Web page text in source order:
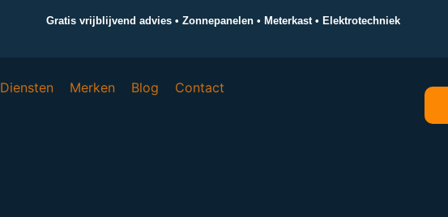
Gratis vrijblijvend advies • Zonnepanelen • Meterkast • Elektrotechniek
Diensten Merken Blog Contact